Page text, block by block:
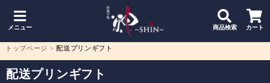
メニュー 商品検索 カート
トップページ >配送プリンギフト
配送プリンギフト